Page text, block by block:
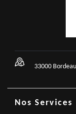
33000
Nos Services